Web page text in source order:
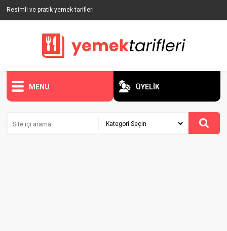
Resimli ve pratik yemek tarifleri
MENU ÜYELİK